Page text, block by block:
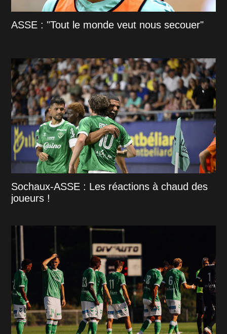
ASSE : "Tout le monde veut nous secouer"
Sochaux-ASSE : Les réactions à chaud des
joueurs !